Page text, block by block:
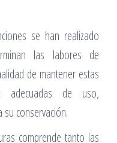
se han realizado
las labores de
de mantener estas
adecuadas de uso,
conservación.
comprende tanto las